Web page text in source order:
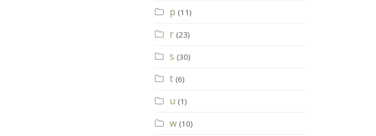
p (11)
r (23)
s (30)
t (6)
u (1)
w (10)